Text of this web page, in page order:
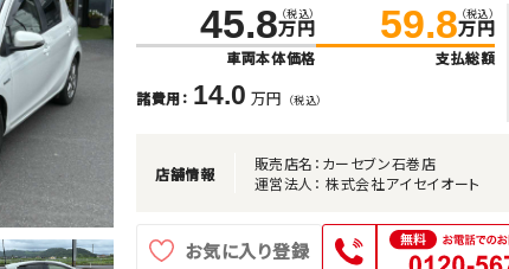
45.8 （税込）
万円
車両本体価格
59.8 （税込）
万円
支払総額
諸費用： 14.0 万円 （税込）
店舗情報
販売店名：カーセブン石巻店
運営法人： 株式会社アイセイオート
お気に入り登録